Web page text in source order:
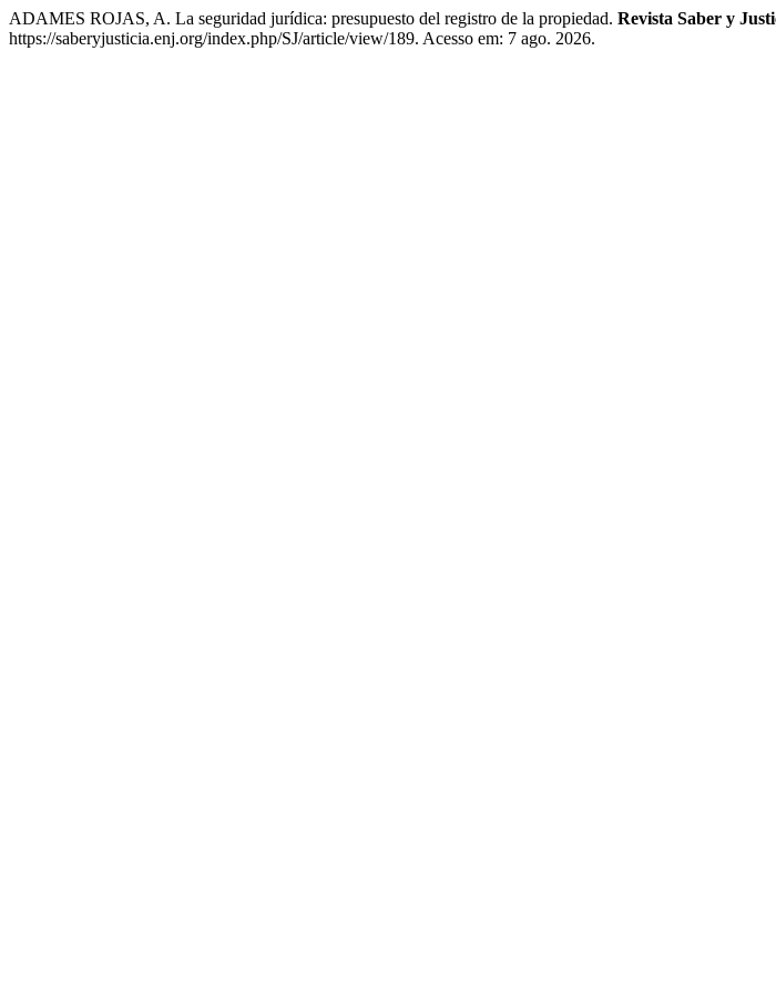
ADAMES ROJAS, A. La seguridad jurídica: presupuesto del registro de la propiedad. Revista Saber y
https://saberyjusticia.enj.org/index.php/SJ/article/view/189. Acesso em: 7 ago. 2026.